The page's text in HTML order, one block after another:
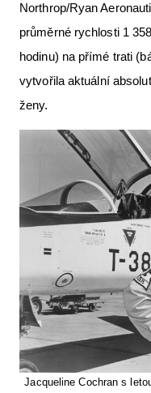
Northrop/Ryan
průměrné rychlosti 1
hodinu) na přímé trati
vytvořila aktuální
ženy.
Jacqueline Cochran s
VFR